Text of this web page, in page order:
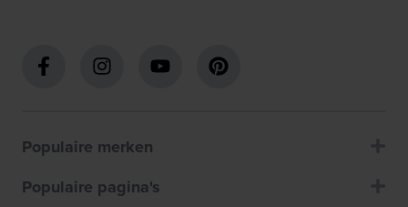
Populaire merken
Populaire pagina's